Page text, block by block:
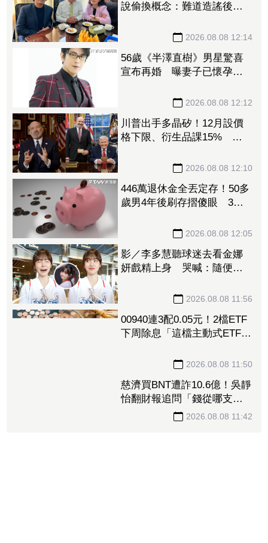
說偷換概念：難道造謠後不
2026.08.08 12:14
56歲《半澤直樹》男星驚喜
宣布再婚 曝妻子已懷孕將
2026.08.08 12:12
川普出手多晶矽！12月設價
格下限、衍生品課15% 盧
2026.08.08 12:10
446萬退休金全丟定存！50多
歲男4年後刷存摺傻眼 3年
2026.08.08 12:05
影／李多慧聽球迷去看金娜
妍戲精上身 哭喊：隨便！
2026.08.08 11:56
00940連3配0.05元！2檔ETF
下周除息「這檔主動式ETF」
2026.08.08 11:50
慈濟買BNT遭詐10.6億！吳靜
怡翻財報追問「錢從哪支
出」：核銷不會出問題嗎